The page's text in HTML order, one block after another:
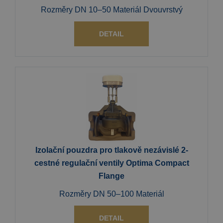
Rozměry DN 10–50 Materiál Dvouvrstvý
DETAIL
Izolační pouzdra pro tlakově nezávislé 2-
cestné regulační ventily Optima Compact
Flange
Rozměry DN 50–100 Materiál
DETAIL